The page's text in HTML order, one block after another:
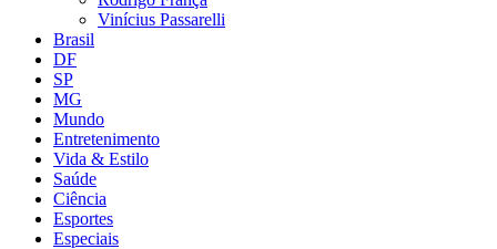
Vinícius Passarelli
Brasil
DF
SP
MG
Mundo
Entretenimento
Vida & Estilo
Saúde
Ciência
Esportes
Especiais